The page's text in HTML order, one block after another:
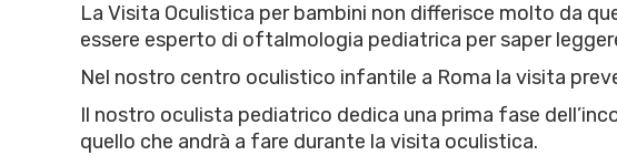
La Visita Oculistica per bambini non differisce molto da
essere esperto di oftalmologia pediatrica per saper
Nel nostro centro oculistico infantile a Roma la visita
Il nostro oculista pediatrico dedica una prima fase
quello che andrà a fare durante la visita oculistica.